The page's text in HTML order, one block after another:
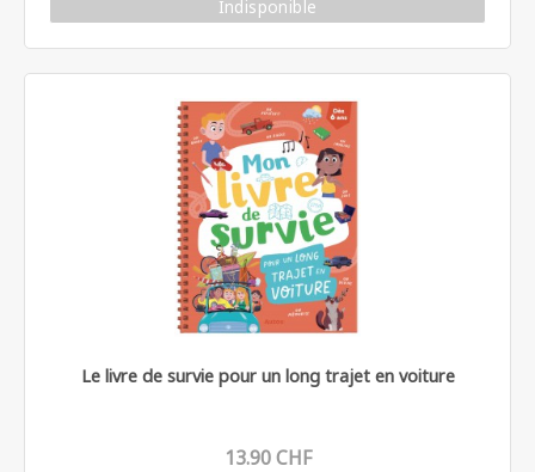
Indisponible
Le livre de survie pour un long trajet en voiture
13.90 CHF